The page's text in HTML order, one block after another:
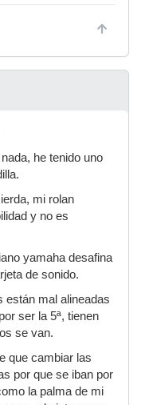
he tenido uno
mi rolan
y no es
yamaha desafina
de sonido.
están mal alineadas
ser la 5ª, tienen
se van.
que cambiar las
por que se iban por
la palma de mi